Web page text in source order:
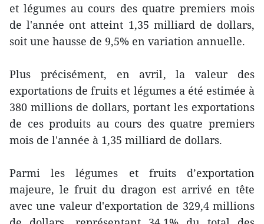
et légumes au cours des quatre premiers mois
de l'année ont atteint 1,35 milliard de dollars,
soit une hausse de 9,5% en variation annuelle.
Plus précisément, en avril, la valeur des
exportations de fruits et légumes a été estimée à
380 millions de dollars, portant les exportations
de ces produits au cours des quatre premiers
mois de l'année à 1,35 milliard de dollars.
Parmi les légumes et fruits d’exportation
majeure, le fruit du dragon est arrivé en tête
avec une valeur d'exportation de 329,4 millions